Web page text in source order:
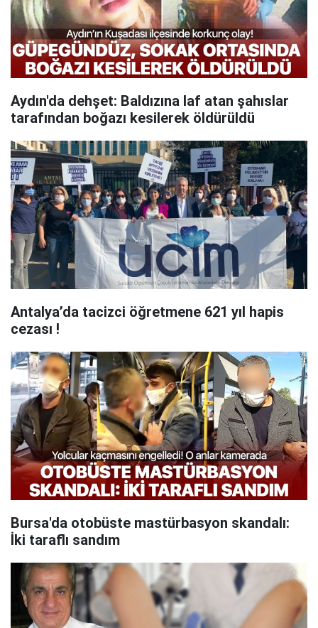
Aydın'da dehşet: Baldızına laf atan şahıslar
tarafından boğazı kesilerek öldürüldü
Antalya’da tacizci öğretmene 621 yıl hapis
cezası !
Bursa'da otobüste mastürbasyon skandalı:
İki taraflı sandım